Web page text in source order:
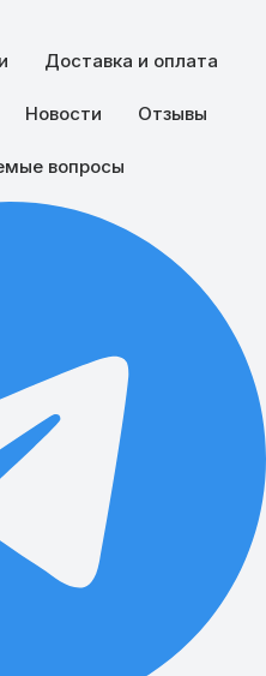
Доставка и оплата
Новости Отзывы
вопросы